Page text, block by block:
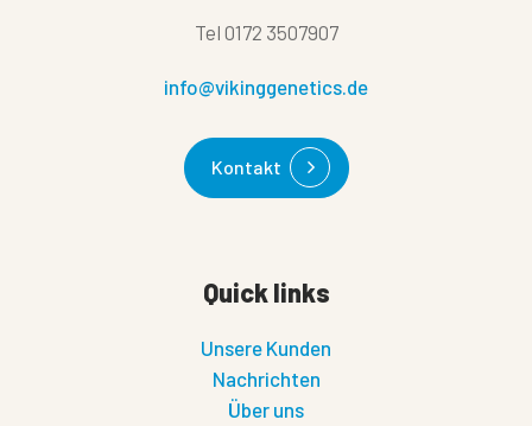
Tel 0172 3507907
info@vikinggenetics.de
Kontakt
Quick links
Unsere Kunden
Nachrichten
Über uns